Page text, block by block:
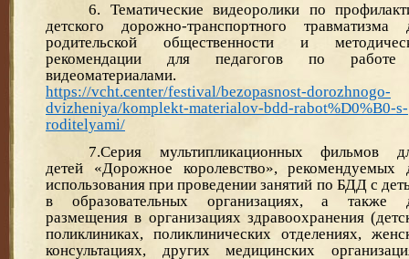
6. Тематические видеоролики по
детского дорожно-транспортного травматизма
родительской общественности и
рекомендации для педагогов по
видеоматериалами.
https://vcht.center/festival/bezopasnost-dorozhnogo-
dvizheniya/komplekt-materialov-bdd-rabot%D0%B0-s-
roditelyami/
7.Серия мультипликационных фильмов
детей «Дорожное королевство», рекомендуемых
использования при проведении занятий по БДД с
в образовательных организациях, а также
размещения в организациях здравоохранения
поликлиниках, поликлинических отделениях,
консультациях, других медицинских